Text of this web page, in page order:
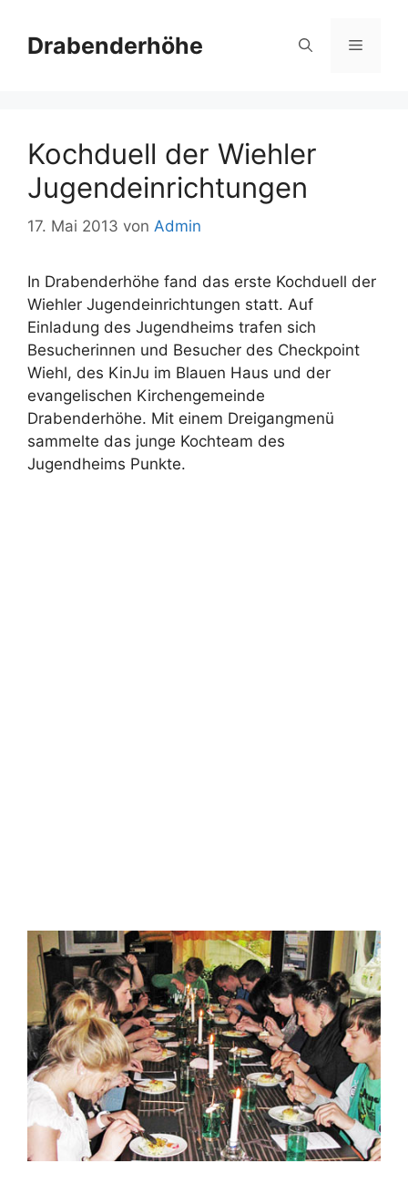
Inhalt
springen
Drabenderhöhe Menü
Kochduell der Wiehler
Jugendeinrichtungen
17. Mai 2013 von Admin
In Drabenderhöhe fand das erste Kochduell der
Wiehler Jugendeinrichtungen statt. Auf
Einladung des Jugendheims trafen sich
Besucherinnen und Besucher des Checkpoint
Wiehl, des KinJu im Blauen Haus und der
evangelischen Kirchengemeinde
Drabenderhöhe. Mit einem Dreigangmenü
sammelte das junge Kochteam des
Jugendheims Punkte.